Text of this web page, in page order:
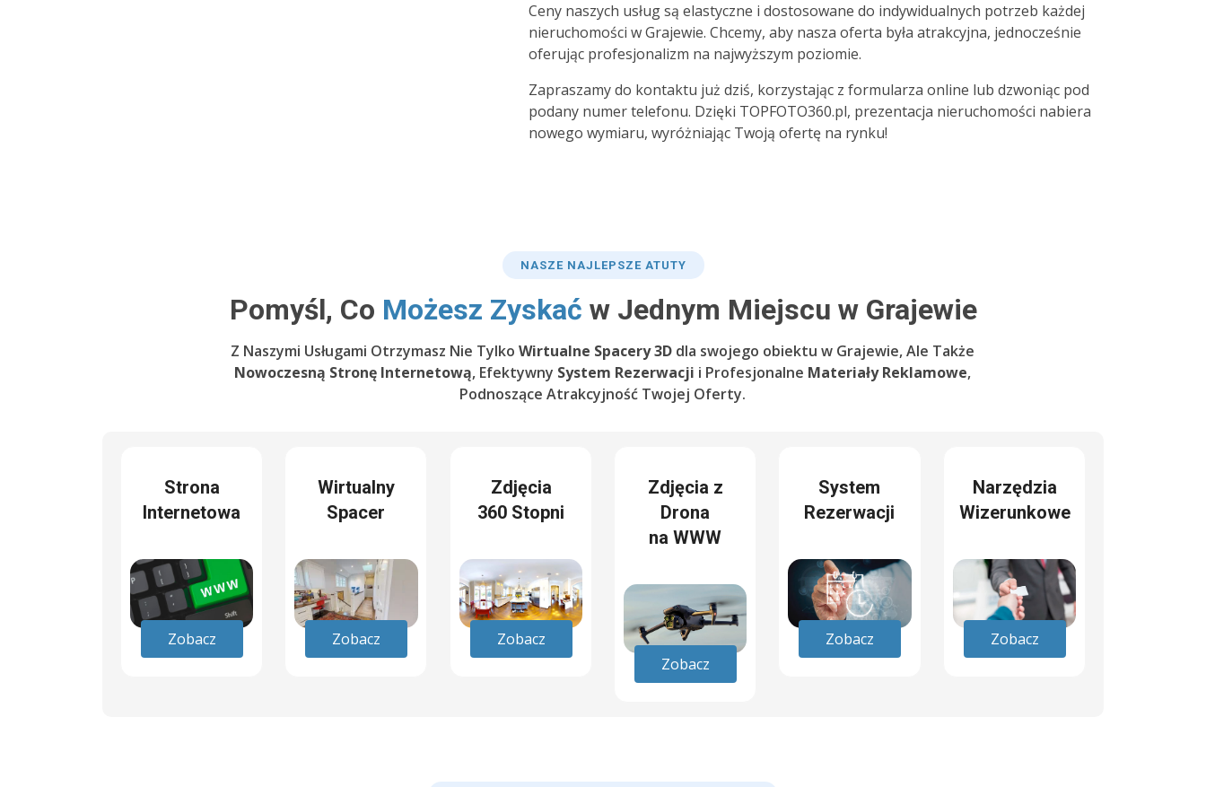
Ceny naszych usług są elastyczne i dostosowane do indywidualnych potrzeb każdej
nieruchomości w Grajewie. Chcemy, aby nasza oferta była atrakcyjna, jednocześnie
oferując profesjonalizm na najwyższym poziomie.
Zapraszamy do kontaktu już dziś, korzystając z formularza online lub dzwoniąc pod
podany numer telefonu. Dzięki TOPFOTO360.pl, prezentacja nieruchomości nabiera
nowego wymiaru, wyróżniając Twoją ofertę na rynku!
NASZE NAJLEPSZE ATUTY
Pomyśl, Co Możesz Zyskać w Jednym Miejscu w Grajewie
Z Naszymi Usługami Otrzymasz Nie TylkoWirtualne Spacery 3D dla swojego obiektu w Grajewie, Ale Także
Nowoczesną Stronę Internetową, Efektywny System Rezerwacji i Profesjonalne Materiały Reklamowe,
Podnoszące Atrakcyjność Twojej Oferty.
Strona
Internetowa
Zobacz
Wirtualny
Spacer
Zobacz
Zdjęcia
360 Stopni
Zobacz
Zdjęcia z
Drona
na WWW
Zobacz
System
Rezerwacji
Zobacz
Narzędzia
Wizerunkowe
Zobacz